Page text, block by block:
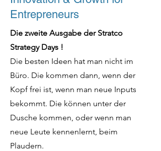
Entrepreneurs
Die zweite Ausgabe der Stratco
Strategy Days !
Die besten Ideen hat man nicht im
Büro. Die kommen dann, wenn der
Kopf frei ist, wenn man neue Inputs
bekommt. Die können unter der
Dusche kommen, oder wenn man
neue Leute kennenlernt, beim
Plaudern.